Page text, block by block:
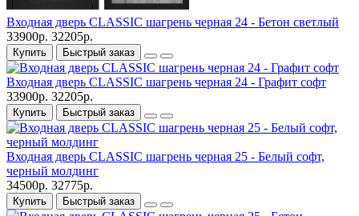
Входная дверь CLASSIC шагрень черная 24 - Бетон светлый
33900р. 32205р.
Купить Быстрый заказ
Входная дверь CLASSIC шагрень черная 24 - Графит софт
33900р. 32205р.
Купить Быстрый заказ
Входная дверь CLASSIC шагрень черная 25 - Белый софт,
черный молдинг
34500р. 32775р.
Купить Быстрый заказ